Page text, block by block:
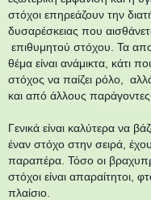
στόχοι επηρεάζουν την
δυσαρέσκειας που
επιθυμητού στόχου. Τα
θέμα είναι ανάμικτα, κάτι
στόχος να παίζει ρόλο,
και από άλλους παράγοντες.
Γενικά είναι καλύτερα να
έναν στόχο στην σειρά,
παραπέρα. Τόσο οι
στόχοι είναι απαραίτητοι,
πλαίσιο.